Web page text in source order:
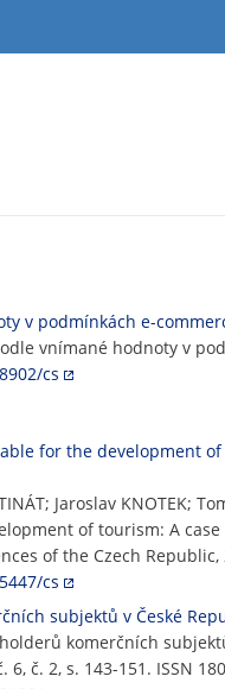
v podmínkách e-
vnímané hodnoty v
cs
for the development
Jaroslav KNOTEK;
of tourism: A
of the Czech Republic,
cs
subjektů v České
komerčních
č. 2, s. 143-151. ISSN